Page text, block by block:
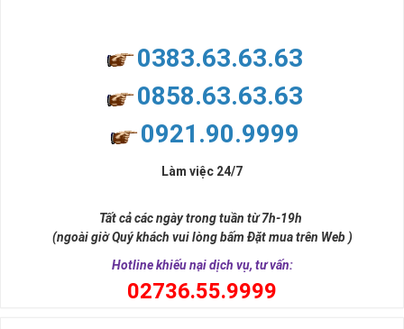
0383.63.63.63
0858.63.63.63
0921.90.9999
Làm việc 24/7
Tất cả các ngày trong tuần từ 7h-19h
(ngoài giờ Quý khách vui lòng bấm Đặt mua trên Web )
Hotline khiếu nại dịch vụ, tư vấn:
02736.55.9999